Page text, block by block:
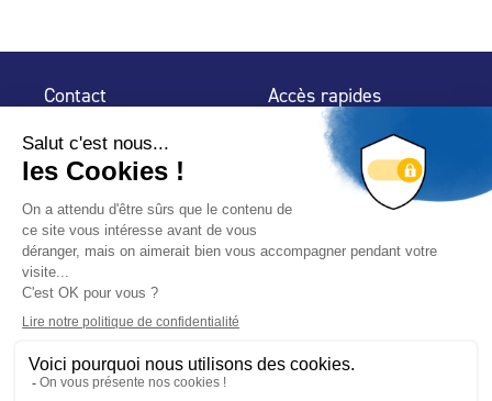
Contact
32 rue de Mogador
75 009 Paris
Accès rapides
Espace Presse
Trouver un
professionnel
Nous suivre